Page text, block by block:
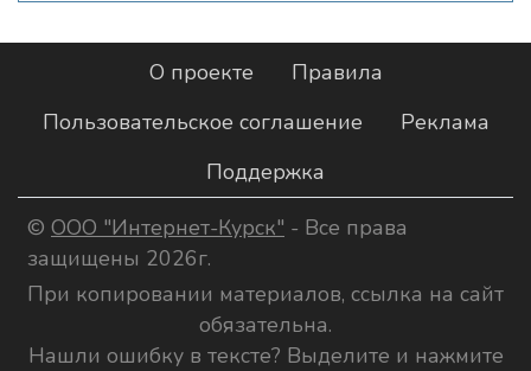
О проекте
Правила
Пользовательское соглашение
Реклама
Поддержка
© ООО "Интернет-Курск" - Все права
защищены 2026г.
При копировании материалов, ссылка на сайт
обязательна.
Нашли ошибку в тексте? Выделите и нажмите